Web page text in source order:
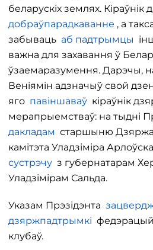
беларускіх землях. Кіраўнік
добраўпарадкаванне , а
забываць аб падтрымцы
важна для захавання ў
ўзаемаразумення. Дарэчы,
Веніямін адзначыў свой
яго павіншаваў кіраўнік
мерапрыемстваў: на тыдні
дакладам старшыню
камітэта Уладзіміра
сустрэчу з губернатарам
Уладзімірам Сальда.
Указам Прэзідэнта
дзяржпадтрымкі
клубаў.